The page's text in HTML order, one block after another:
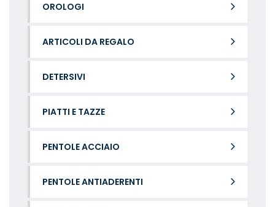
OROLOGI
ARTICOLI DA REGALO
DETERSIVI
PIATTI E TAZZE
PENTOLE ACCIAIO
PENTOLE ANTIADERENTI